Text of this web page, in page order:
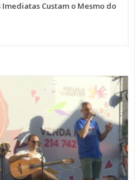
Custam o Mesmo do